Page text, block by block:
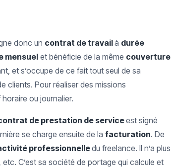
donc un contrat de travailà durée
mensuelet bénéficie de la même couverture
et s’occupe de ce fait tout seul de sa
clients. Pour réaliser des missions
ou journalier.
de prestation de serviceest signé
se charge ensuite de la facturation. De
professionnelledu freelance. Il n’a plus
C’est sa société de portage qui calcule et